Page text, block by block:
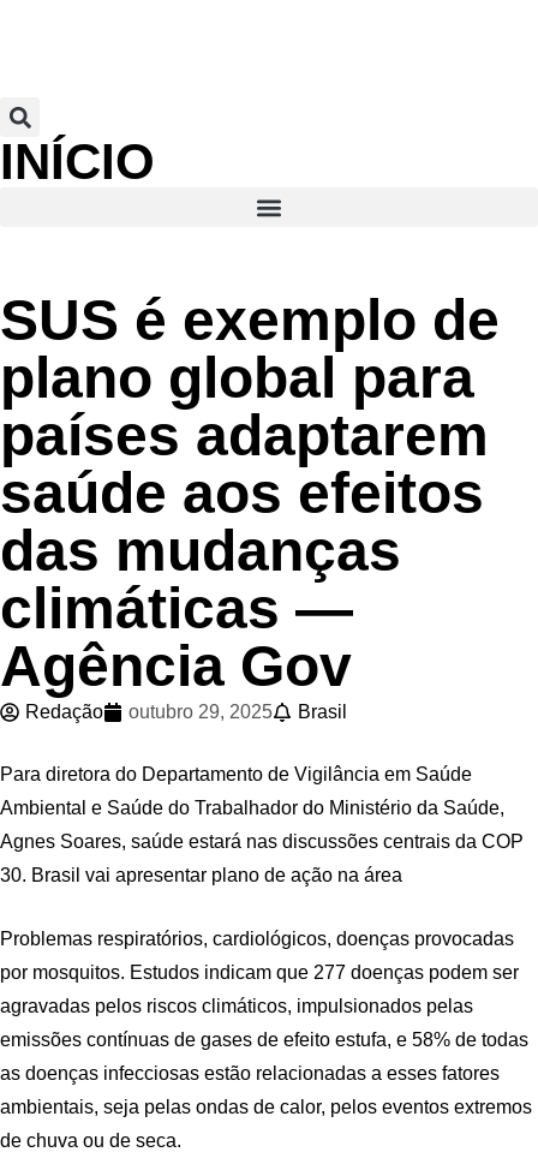
INÍCIO
SUS é exemplo de
plano global para
países adaptarem
saúde aos efeitos
das mudanças
climáticas —
Agência Gov
Redação outubro 29, 2025 Brasil
Para diretora do Departamento de Vigilância em Saúde
Ambiental e Saúde do Trabalhador do Ministério da Saúde,
Agnes Soares, saúde estará nas discussões centrais da COP
30. Brasil vai apresentar plano de ação na área
Problemas respiratórios, cardiológicos, doenças provocadas
por mosquitos. Estudos indicam que 277 doenças podem ser
agravadas pelos riscos climáticos, impulsionados pelas
emissões contínuas de gases de efeito estufa, e 58% de todas
as doenças infecciosas estão relacionadas a esses fatores
ambientais, seja pelas ondas de calor, pelos eventos extremos
de chuva ou de seca.